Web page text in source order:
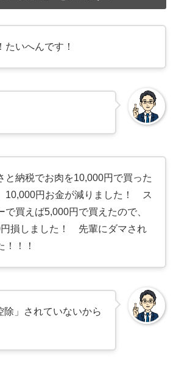
たいへんです！
と納税でお肉を10,000円で買った
10,000円お金が減りました！ ス
で買えば5,000円で買えたので、
損しました！ 先輩にダマされ
！！！
除」されていないから